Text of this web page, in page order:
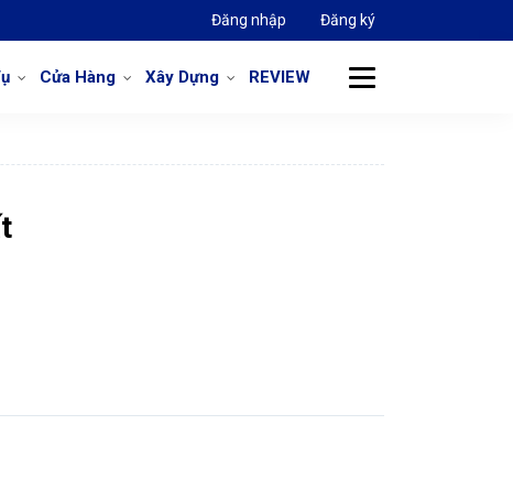
Đăng nhập Đăng ký
Cửa Hàng Xây Dựng REVIEW